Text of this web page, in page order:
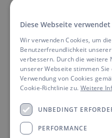
OEM - privat mærke
Byg dit produkt
Diese Webseite verwendet
Wir verwenden Cookies, um die
Benutzerfreundlichkeit
verbessern. Durch die weitere
unserer Webseite stimmen Sie
Verwendung von Cookies
Cookie-Richtlinie zu. Weitere
UNBEDINGT
PERFORMANCE